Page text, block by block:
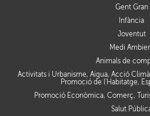
Gent Gran
Infància
Joventut
Medi
Animals de
Activitats i Urbanisme, Aigua, Acció
Promoció de l'Habitatge,
Promoció Econòmica, Comerç,
Salut